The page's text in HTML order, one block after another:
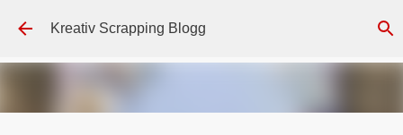
Gå til hovedinnhold
Kreativ Scrapping Blogg